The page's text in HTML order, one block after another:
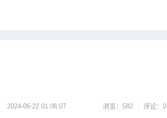
2024-06-22 01:06:07 浏览：582 评论：0